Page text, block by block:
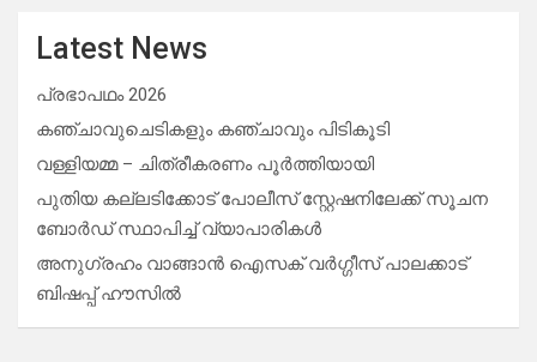
Latest News
പ്രഭാപഥം 2026
കഞ്ചാവുചെടികളും കഞ്ചാവും പിടികൂടി
വള്ളിയമ്മ – ചിത്രീകരണം പൂർത്തിയായി
പുതിയ കല്ലടിക്കോട് പോലീസ് സ്റ്റേഷനിലേക്ക് സൂചന
ബോർഡ് സ്ഥാപിച്ച് വ്യാപാരികൾ
അനുഗ്രഹം വാങ്ങാൻ ഐസക് വര്‍ഗ്ഗീസ് പാലക്കാട്
ബിഷപ്പ് ഹൗസില്‍